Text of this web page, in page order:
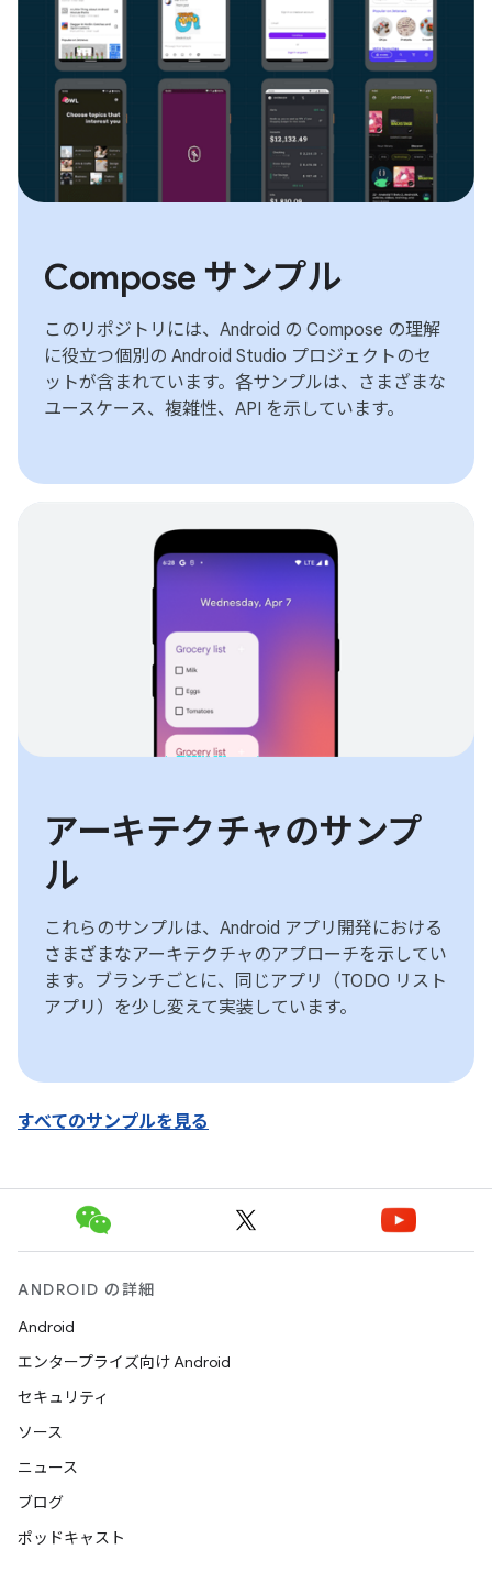
Compose サンプル
このリポジトリには、Android の Compose の理解
に役立つ個別の Android Studio プロジェクトのセ
ットが含まれています。各サンプルは、さまざまな
ユースケース、複雑性、API を示しています。
アーキテクチャのサンプ
ル
これらのサンプルは、Android アプリ開発における
さまざまなアーキテクチャのアプローチを示してい
ます。ブランチごとに、同じアプリ（TODO リスト
アプリ）を少し変えて実装しています。
すべてのサンプルを見る
ANDROID の詳細
Android
エンタープライズ向け Android
セキュリティ
ソース
ニュース
ブログ
ポッドキャスト